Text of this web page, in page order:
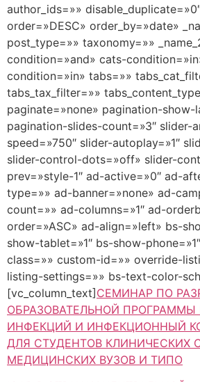
author_ids=»»
order=»DESC» order_by=»date»
post_type=»» taxonomy=»»
condition=»and» cats-
condition=»in» tabs=»»
tabs_tax_filter=»»
paginate=»none» pagination-show-
pagination-slides-count=»3″ slider-
speed=»750″ slider-autoplay=»1″
slider-control-dots=»off» slider-
prev=»style-1″ ad-active=»0″ ad-
type=»» ad-banner=»none» ad-
count=»» ad-columns=»1″ ad-
order=»ASC» ad-align=»left» bs-
show-tablet=»1″ bs-show-
class=»» custom-id=»» override-
listing-settings=»» bs-text-color-
[vc_column_text] СЕМИНАР ПО
ОБРАЗОВАТЕЛЬНОЙ
ИНФЕКЦИЙ И ИНФЕКЦИОННЫЙ
ДЛЯ СТУДЕНТОВ КЛИНИЧЕСКИХ
МЕДИЦИНСКИХ ВУЗОВ И ТИПО